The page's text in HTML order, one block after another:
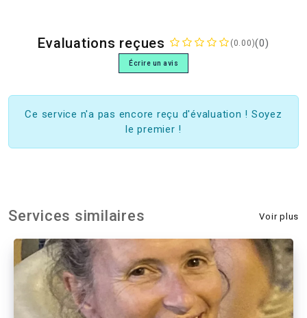
Evaluations reçues (0.00)(0)
Écrire un avis
Ce service n'a pas encore reçu d'évaluation ! Soyez
le premier !
Services similaires Voir plus